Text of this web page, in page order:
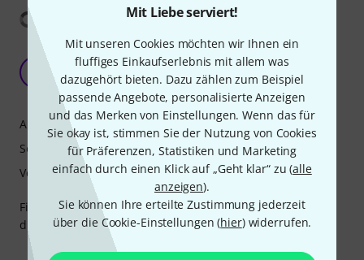
Mit Liebe serviert!
Mit unseren Cookies möchten wir Ihnen ein
fluffiges Einkaufserlebnis mit allem was
dazugehört bieten. Dazu zählen zum Beispiel
passende Angebote, personalisierte Anzeigen
und das Merken von Einstellungen. Wenn das für
Sie okay ist, stimmen Sie der Nutzung von Cookies
für Präferenzen, Statistiken und Marketing
einfach durch einen Klick auf „Geht klar“ zu (alle
anzeigen).
Sie können Ihre erteilte Zustimmung jederzeit
über die Cookie-Einstellungen (hier) widerrufen.
Übersetzung anzeigen
Selmer Necks Open up a Colour of Sound.
Wonderful!
TJ201 24.09.2022
Fits well to all selmer's, Projects and plays smooth like a
dream. Love it.
Ansprache
Sound
Verarbeitung